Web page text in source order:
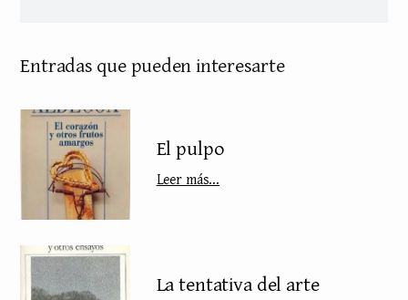
Entradas que pueden interesarte
El pulpo
Leer más...
La tentativa del arte